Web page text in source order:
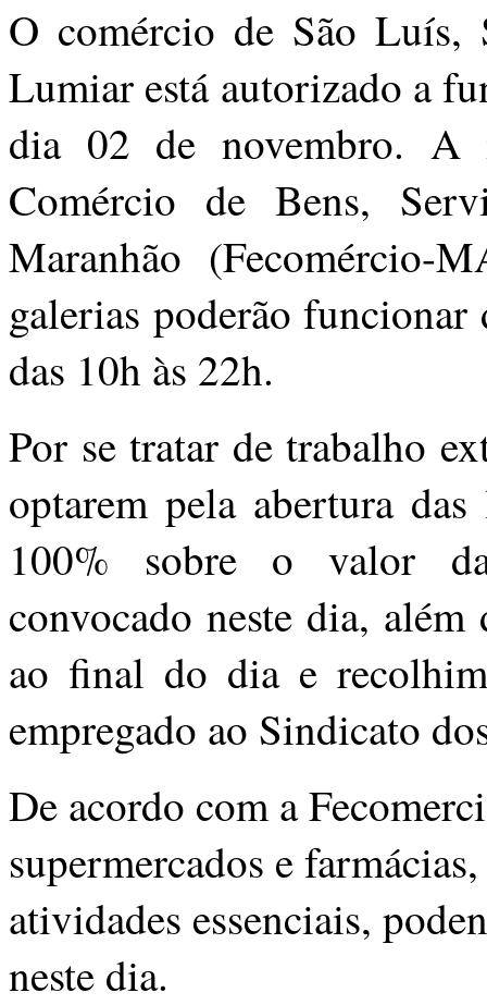
O comércio de São Luís,
Lumiar está autorizado a
dia 02 de novembro. A
Comércio de Bens,
Maranhão (Fecomércio-
galerias poderão
das 10h às 22h.
Por se tratar de trabalho
optarem pela abertura
100% sobre o valor
convocado neste dia,
ao final do dia e
empregado ao Sindicato
De acordo com a
supermercados e
atividades essenciais,
neste dia.